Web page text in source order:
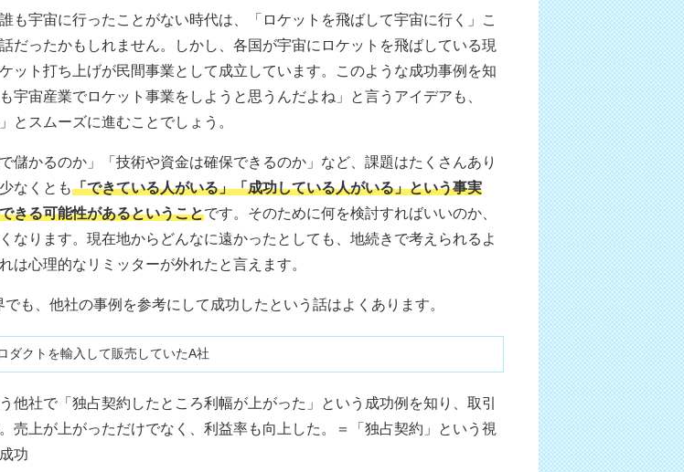
も宇宙に行ったことがない時代は、「ロケットを飛ばして宇宙に行く」こ
だったかもしれません。しかし、各国が宇宙にロケットを飛ばしている現
ット打ち上げが民間事業として成立しています。このような成功事例を知
宇宙産業でロケット事業をしようと思うんだよね」と言うアイデアも、
とスムーズに進むことでしょう。
儲かるのか」「技術や資金は確保できるのか」など、課題はたくさんあり
なくとも「できている人がいる」「成功している人がいる」という事実
きる可能性があるということです。そのために何を検討すればいいのか、
なります。現在地からどんなに遠かったとしても、地続きで考えられるよ
は心理的なリミッターが外れたと言えます。
も、他社の事例を参考にして成功したという話はよくあります。
ダクトを輸入して販売していたA社
他社で「独占契約したところ利幅が上がった」という成功例を知り、取引
売上が上がっただけでなく、利益率も向上した。＝「独占契約」という視
功